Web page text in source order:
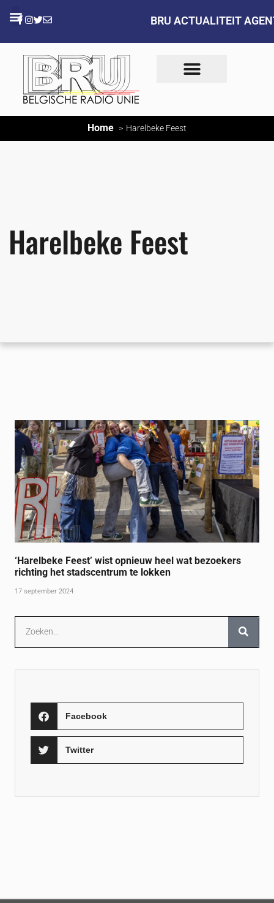
BRU ACTUALITEIT
Home Harelbeke Feest
Harelbeke Feest
‘Harelbeke Feest’ wist opnieuw heel wat bezoekers
richting het stadscentrum te lokken
17 september 2024
Facebook
Twitter